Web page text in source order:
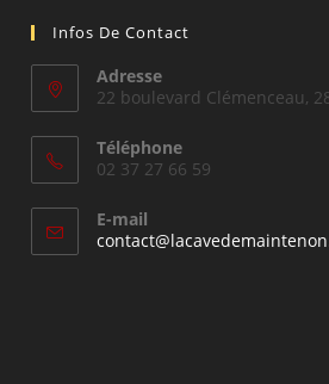
Infos De Contact
Adresse
22 boulevard Clémenceau,
Téléphone
02 37 27 66 59
E-mail